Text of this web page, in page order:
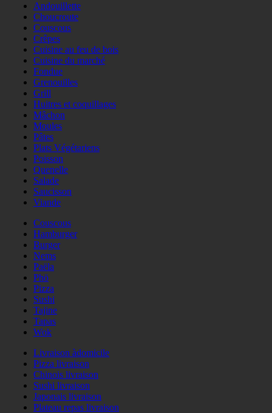
Andouillette
Choucroute
Couscous
Crêpes
Cuisine au feu de bois
Cuisine du marché
Fondue
Grenouilles
Grill
Huitres et coquillages
Mâchon
Moules
Pâtes
Plats Végétariens
Poisson
Quenelle
Salade
Saucisson
Viande
Couscous
Hamburger
Burger
Nems
Paëla
Phö
Pizza
Sushi
Tajine
Tapas
Wok
Livraison àdomicile
Pizza livraison
Chinois livraison
Sushi livraison
Japonais livraison
Plateau repas livraison